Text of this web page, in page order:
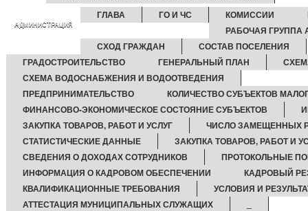
АДМИНИСТРАЦИЯ
ГЛАВА ГО И ЧС КОМИССИИ
РАБОЧАЯ ГРУППА
СХОД ГРАЖДАН
СОСТАВ ПОСЕЛЕНИЯ
ГРАДОСТРОИТЕЛЬСТВО
ГЕНЕРАЛЬНЫЙ ПЛАН
СХЕМА ВОДОСНАБЖЕНИЯ И ВОДООТВЕДЕНИЯ
ПРЕДПРИНИМАТЕЛЬСТВО
КОЛИЧЕСТВО СУБЪЕКТОВ
ФИНАНСОВО-ЭКОНОМИЧЕСКОЕ СОСТОЯНИЕ СУБЪЕКТОВ
ЗАКУПКА ТОВАРОВ, РАБОТ И УСЛУГ
ЧИСЛО ЗАМЕЩЕННЫХ
СТАТИСТИЧЕСКИЕ ДАННЫЕ
ЗАКУПКА ТОВАРОВ, РАБОТ И
СВЕДЕНИЯ О ДОХОДАХ СОТРУДНИКОВ
ПРОТОКОЛЬНЫЕ
ИНФОРМАЦИЯ О КАДРОВОМ ОБЕСПЕЧЕНИИ
КАДРОВЫЙ
КВАЛИФИКАЦИОННЫЕ ТРЕБОВАНИЯ
УСЛОВИЯ И
АТТЕСТАЦИЯ МУНИЦИПАЛЬНЫХ СЛУЖАЩИХ